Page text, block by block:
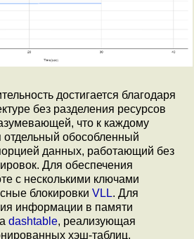
достигается благодаря
без разделения ресурсов
что к каждому
отдельный обособленный
данных, работающий без
Для обеспечения
с несколькими ключами
блокировки VLL. Для
информации в памяти
dashtable, реализующая
хэш-таблиц.